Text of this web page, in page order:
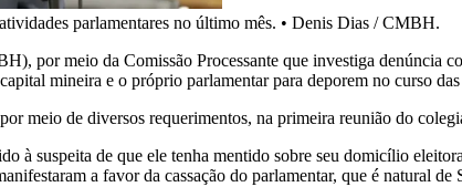
parlamentares no último mês. • Denis Dias / CMBH.
por meio da Comissão Processante que investiga
mineira e o próprio parlamentar para deporem no curso
meio de diversos requerimentos, na primeira reunião do
à suspeita de que ele tenha mentido sobre seu domicílio
a favor da cassação do parlamentar, que é natural de